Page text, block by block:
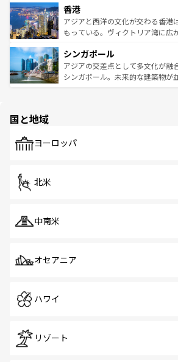
とつ。フォーやバインミー、ベト
ひ現地で味わいたい。どの地域を
が旅行者を迎えてくれるので、き
参照してほしい。
の活気が交差している。北部では
帯で自然と触れ合い、南部ではプ
いビーチでリゾート気分を楽しむ
激する。気候は一年中温暖で、ど
が待っている。親しみやすいタイ
た文化、そして多様な観光資源が
香港
アジアと西洋の文化が交わる香港
もっている。ヴィクトリア湾に広
み、どこを訪れても感動するはず
ており、効率よく見どころを回れ
うな絶景から文化的な体験まで、
シンガポール
アジアの交差点として多文化が融
シンガポール。未来的な建築物が
で、ホーカーズは地元の風情を楽
国と地域
ヨーロッパ
北米
中南米
オセアニア
ハワイ
リゾート